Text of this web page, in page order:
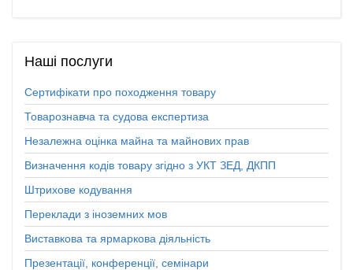
Наші послуги
Сертифікати про походження товару
Товарознавча та судова експертиза
Незалежна оцінка майна та майнових прав
Визначення кодів товару згідно з УКТ ЗЕД, ДКПП
Штрихове кодування
Переклади з іноземних мов
Виставкова та ярмаркова діяльність
Презентації, конференції, семінари